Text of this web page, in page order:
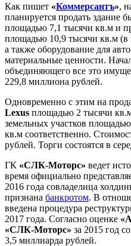
Как пишет «Коммерсантъ»,
планируется продать здание
площадью 7,1 тысячи кв.м и
площадью 10,9 тысячи кв.м (в
а также оборудование для
материальные ценности.
объединяющего все это
229,8 миллиона рублей.
Одновременно с этим на
Lexus площадью 2 тысячи
земельных участков
кв.м соответственно.
рублей. Торги состоятся в
ГК «СЛК-Моторс» ведет
время официально
2016 года совладелица
признана банкротом. В
введена процедура
2017 года. Согласно оценке
«СЛК-Моторс» за 2015 год
3,5 миллиарда рублей.